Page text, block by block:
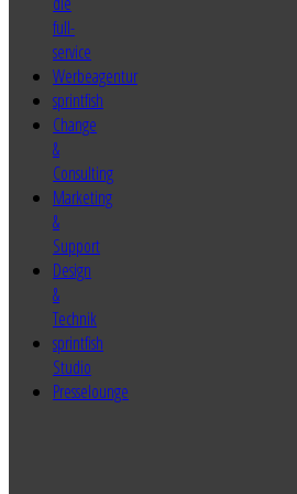
sprintfish
Change
&
Consulting
Marketing
&
Support
Design
&
Technik
sprintfish
Studio
Presselounge